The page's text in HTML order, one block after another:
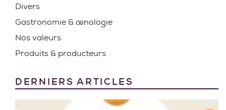
Divers
Gastronomie & œnologie
Nos valeurs
Produits & producteurs
DERNIERS ARTICLES